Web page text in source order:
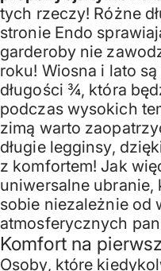
tych rzeczy! Różne
stronie Endo
garderoby nie
roku! Wiosna i lato
długości ¾, która
podczas wysokich
zimą warto
długie legginsy,
z komfortem! Jak
uniwersalne
sobie niezależnie od
atmosferycznych
Komfort na
Osoby, które